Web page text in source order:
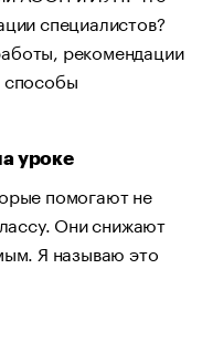
специалистов?
рекомендации
способы
уроке
помогают не
Они снижают
Я называю это